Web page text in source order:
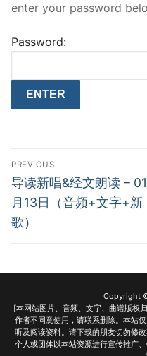
enter your password
Password:
Post
navigation
PREVIOUS
Previous
post:
导读新唱&经文朗读 – 01
月13日（音频+文字+新
歌）
Copyright
[本网站图片、音频、文字、曲谱版权
作者不同意使用，请联系删除。本站
听及阅读资料。请下载的朋友切勿修
个人或团体以本站资源进行宣传推广